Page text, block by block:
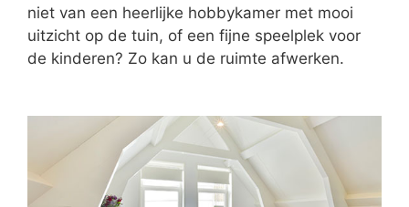
niet van een heerlijke hobbykamer met mooi
uitzicht op de tuin, of een fijne speelplek voor
de kinderen? Zo kan u de ruimte afwerken.